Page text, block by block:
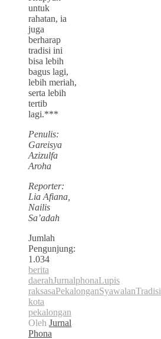
untuk
rahatan, ia
juga
berharap
tradisi ini
bisa lebih
bagus lagi,
lebih meriah,
serta lebih
tertib
lagi.***
Penulis:
Gareisya
Azizulfa
Aroha
Reporter:
Lia Afiana,
Nailis
Sa’adah
Jumlah
Pengunjung:
1.034
berita
daerahJurnalphonaLupis
raksasaPekalonganSyawalanTradisi
kota
pekalongan
Oleh Jurnal
Phona